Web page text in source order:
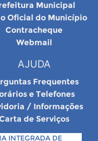
Municipal
Oficial do Município
Contracheque
Webmail
AJUDA
Frequentes
e Telefones
/ Informações
de Serviços
INTEGRADA DE